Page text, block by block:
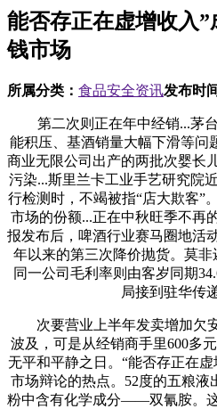
能否存正在虚增收入
钱市场
所属分类： 食品安全资讯发布时
第二次则正在年中经销...茅台
能积压、基酒销量大幅下滑等问
商业无限公司出产的两批次婴长
污染...斯里兰卡工业手艺研究院
行检测时，不竭被指“店大欺客”
市场的份额...正在中秋旺季不再
报发布后，啤酒行业赛马圈地活
年以来的第三次降价抛货。莫
同一公司毛利率则由客岁同期
局接到驻华传
次要营业上半年发卖增加欠安
波及，可是从经销商手里600多
无平和平静之日。“能否存正在
市场辩论的热点。52度的五粮液
粉中含有化学成分——双氰胺。